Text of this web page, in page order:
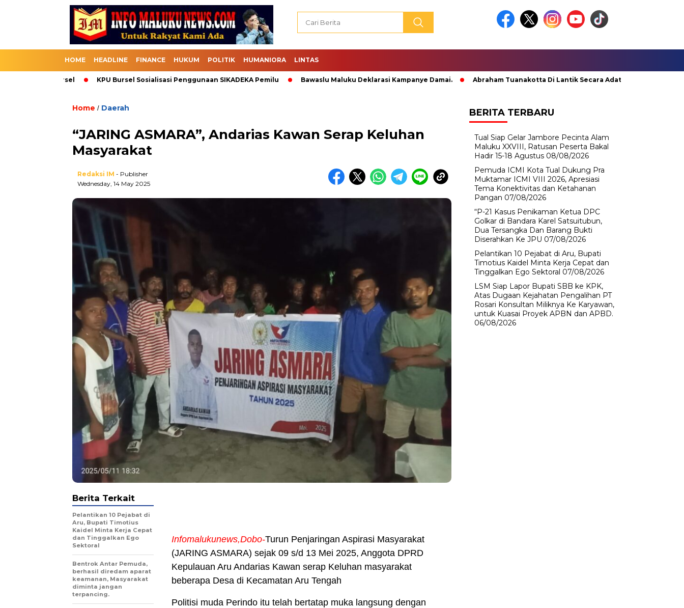
HOME HEADLINE FINANCE HUKUM POLITIK HUMANIORA LINTAS
KPU Bursel Sosialisasi Penggunaan SIKADEKA Pemilu Bawaslu Maluku Deklarasi Kampanye Damai. Abraham Tuanakotta Di Lantik Secara Adat; Pj Bupati Malteng
Home / Daerah
“JARING ASMARA”, Andarias Kawan Serap Keluhan
Masyarakat
Redaksi IM - Publisher
Wednesday, 14 May 2025
Infomalukunews,Dobo-Turun Penjaringan Aspirasi Masyarakat
(JARING ASMARA) sejak 09 s/d 13 Mei 2025, Anggota DPRD
Kepulauan Aru Andarias Kawan serap Keluhan masyarakat
beberapa Desa di Kecamatan Aru Tengah
Politisi muda Perindo itu telah bertatap muka langsung dengan
Berita Terkait
Pelantikan 10 Pejabat di
Aru, Bupati Timotius
Kaidel Minta Kerja Cepat
dan Tinggalkan Ego
Sektoral
Bentrok Antar Pemuda,
berhasil diredam aparat
keamanan, Masyarakat
diminta jangan
terpancing.
BERITA TERBARU
Tual Siap Gelar Jambore Pecinta Alam
Maluku XXVIII, Ratusan Peserta Bakal
Hadir 15-18 Agustus 08/08/2026
Pemuda ICMI Kota Tual Dukung Pra
Muktamar ICMI VIII 2026, Apresiasi
Tema Konektivitas dan Ketahanan
Pangan 07/08/2026
“P-21 Kasus Penikaman Ketua DPC
Golkar di Bandara Karel Satsuitubun,
Dua Tersangka Dan Barang Bukti
Diserahkan Ke JPU 07/08/2026
Pelantikan 10 Pejabat di Aru, Bupati
Timotius Kaidel Minta Kerja Cepat dan
Tinggalkan Ego Sektoral 07/08/2026
LSM Siap Lapor Bupati SBB ke KPK,
Atas Dugaan Kejahatan Pengalihan PT
Rosari Konsultan Miliknya Ke Karyawan,
untuk Kuasai Proyek APBN dan APBD.
06/08/2026